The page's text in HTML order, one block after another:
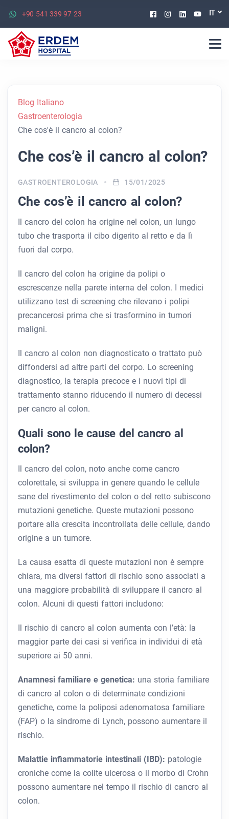
+90 541 339 97 23 Facebook
Instagram
Linkedin
IT
Blog Italiano
Gastroenterologia
Che cos'è il cancro al colon?
Che cos’è il cancro al colon?
GASTROENTEROLOGIA 15/01/2025
Che cos’è il cancro al colon?
Il cancro del colon ha origine nel colon, un lungo
tubo che trasporta il cibo digerito al retto e da lì
fuori dal corpo.
Il cancro del colon ha origine da polipi o
escrescenze nella parete interna del colon. I medici
utilizzano test di screening che rilevano i polipi
precancerosi prima che si trasformino in tumori
maligni.
Il cancro al colon non diagnosticato o trattato può
diffondersi ad altre parti del corpo. Lo screening
diagnostico, la terapia precoce e i nuovi tipi di
trattamento stanno riducendo il numero di decessi
per cancro al colon.
Quali sono le cause del cancro al
colon?
Il cancro del colon, noto anche come cancro
colorettale, si sviluppa in genere quando le cellule
sane del rivestimento del colon o del retto subiscono
mutazioni genetiche. Queste mutazioni possono
portare alla crescita incontrollata delle cellule, dando
origine a un tumore.
La causa esatta di queste mutazioni non è sempre
chiara, ma diversi fattori di rischio sono associati a
una maggiore probabilità di sviluppare il cancro al
colon. Alcuni di questi fattori includono:
Il rischio di cancro al colon aumenta con l’età: la
maggior parte dei casi si verifica in individui di età
superiore ai 50 anni.
Anamnesi familiare e genetica: una storia familiare
di cancro al colon o di determinate condizioni
genetiche, come la poliposi adenomatosa familiare
(FAP) o la sindrome di Lynch, possono aumentare il
rischio.
Malattie infiammatorie intestinali (IBD): patologie
croniche come la colite ulcerosa o il morbo di Crohn
possono aumentare nel tempo il rischio di cancro al
colon.